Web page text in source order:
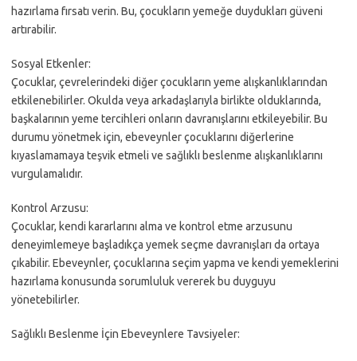
hazırlama fırsatı verin. Bu, çocukların yemeğe duydukları güveni
artırabilir.
Sosyal Etkenler:
Çocuklar, çevrelerindeki diğer çocukların yeme alışkanlıklarından
etkilenebilirler. Okulda veya arkadaşlarıyla birlikte olduklarında,
başkalarının yeme tercihleri onların davranışlarını etkileyebilir. Bu
durumu yönetmek için, ebeveynler çocuklarını diğerlerine
kıyaslamamaya teşvik etmeli ve sağlıklı beslenme alışkanlıklarını
vurgulamalıdır.
Kontrol Arzusu:
Çocuklar, kendi kararlarını alma ve kontrol etme arzusunu
deneyimlemeye başladıkça yemek seçme davranışları da ortaya
çıkabilir. Ebeveynler, çocuklarına seçim yapma ve kendi yemeklerini
hazırlama konusunda sorumluluk vererek bu duyguyu
yönetebilirler.
Sağlıklı Beslenme İçin Ebeveynlere Tavsiyeler: